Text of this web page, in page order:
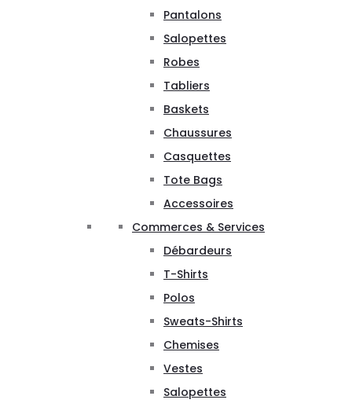
Pantalons
Salopettes
Robes
Tabliers
Baskets
Chaussures
Casquettes
Tote Bags
Accessoires
Commerces & Services
Débardeurs
T-Shirts
Polos
Sweats-Shirts
Chemises
Vestes
Salopettes